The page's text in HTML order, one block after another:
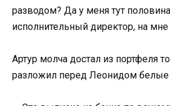
разводом? Да у меня тут
исполнительный директор, на
Артур молча достал из портфеля
разложил перед Леонидом белые